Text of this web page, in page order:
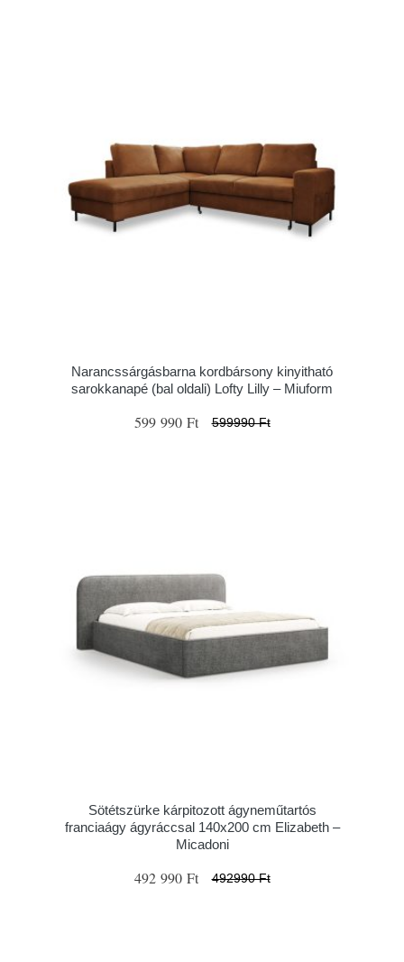
Narancssárgásbarna kordbársony kinyitható
sarokkanapé (bal oldali) Lofty Lilly – Miuform
599 990 Ft 599990 Ft
Sötétszürke kárpitozott ágyneműtartós
franciaágy ágyráccsal 140x200 cm Elizabeth –
Micadoni
492 990 Ft 492990 Ft